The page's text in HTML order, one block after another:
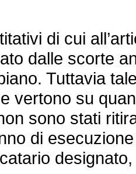
di cui
dalle scorte
Tuttavia
vertono su
sono stati
di